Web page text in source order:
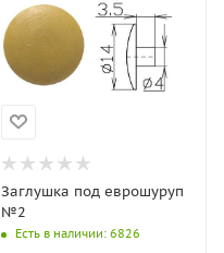
Заглушка под еврошуруп
№2
Есть в наличии: 6826